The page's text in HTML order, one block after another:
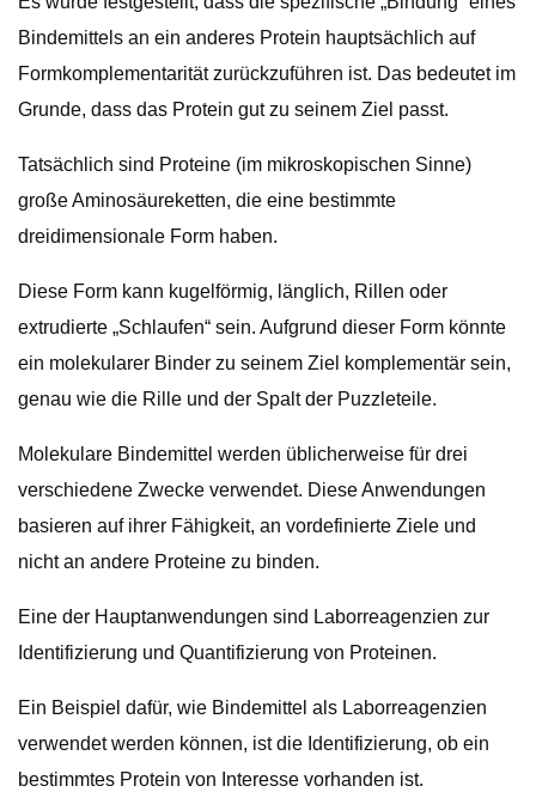
Bindemittels an ein anderes Protein hauptsächlich auf
Formkomplementarität zurückzuführen ist. Das bedeutet im
Grunde, dass das Protein gut zu seinem Ziel passt.
Tatsächlich sind Proteine ​​(im mikroskopischen Sinne)
große Aminosäureketten, die eine bestimmte
dreidimensionale Form haben.
Diese Form kann kugelförmig, länglich, Rillen oder
extrudierte „Schlaufen“ sein. Aufgrund dieser Form könnte
ein molekularer Binder zu seinem Ziel komplementär sein,
genau wie die Rille und der Spalt der Puzzleteile.
Molekulare Bindemittel werden üblicherweise für drei
verschiedene Zwecke verwendet. Diese Anwendungen
basieren auf ihrer Fähigkeit, an vordefinierte Ziele und
nicht an andere Proteine ​​zu binden.
Eine der Hauptanwendungen sind Laborreagenzien zur
Identifizierung und Quantifizierung von Proteinen.
Ein Beispiel dafür, wie Bindemittel als Laborreagenzien
verwendet werden können, ist die Identifizierung, ob ein
bestimmtes Protein von Interesse vorhanden ist.